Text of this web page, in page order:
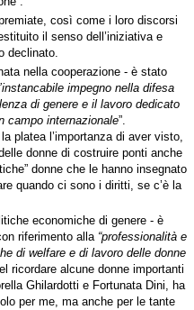
così come i loro discorsi
il senso dell’iniziativa e
declinato.
nella cooperazione - è stato
impegno nella difesa
di genere e il lavoro dedicato
campo internazionale”.
platea l’importanza di aver visto,
donne di costruire ponti anche
donne che le hanno insegnato
quando ci sono i diritti, se c’è la
economiche di genere - è
riferimento alla “professionalità e
di welfare e di lavoro delle donne
ricordare alcune donne importanti
Ghilardotti e Fortunata Dini, ha
per me, ma anche per le tante